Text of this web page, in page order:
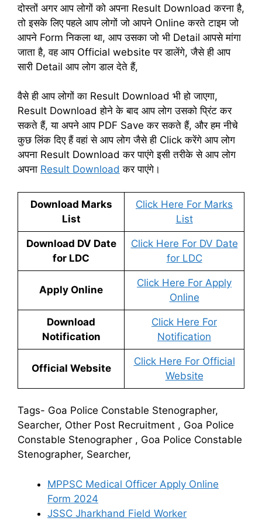
दोस्तों अगर आप लोगों को अपना Result Download करना है,
तो इसके लिए पहले आप लोगों जो आपने Online करते टाइम जो
आपने Form निकला था, आप उसका जो भी Detail आपसे मांगा
जाता है, वह आप Official website पर डालेंगे, जैसे ही आप
सारी Detail आप लोग डाल देते हैं,
वैसे ही आप लोगों का Result Download भी हो जाएगा,
Result Download होने के बाद आप लोग उसको प्रिंट कर
सकते हैं, या अपने आप PDF Save कर सकते हैं, और हम नीचे
कुछ लिंक दिए हैं वहां से आप लोग जैसे ही Click करेंगे आप लोग
अपना Result Download कर पाएंगे इसी तरीके से आप लोग
अपना Result Download कर पाएंगे।
Download Marks
List
Click Here For Marks
List
Download DV Date
for LDC
Click Here For DV Date
for LDC
Apply Online
Click Here For Apply
Online
Download
Notification
Click Here For
Notification
Official Website
Click Here For Official
Website
Tags- Goa Police Constable Stenographer,
Searcher, Other Post Recruitment , Goa Police
Constable Stenographer , Goa Police Constable
Stenographer, Searcher,
MPPSC Medical Officer Apply Online
Form 2024
JSSC Jharkhand Field Worker